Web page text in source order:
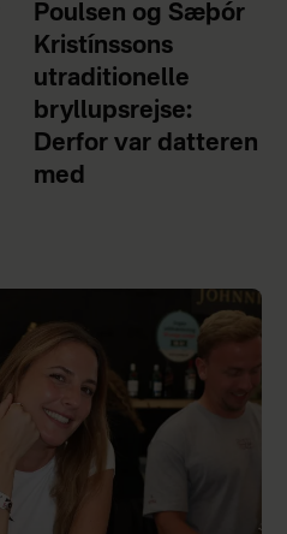
Poulsen og Sæþór
Kristínssons
utraditionelle
bryllupsrejse:
Derfor var datteren
med